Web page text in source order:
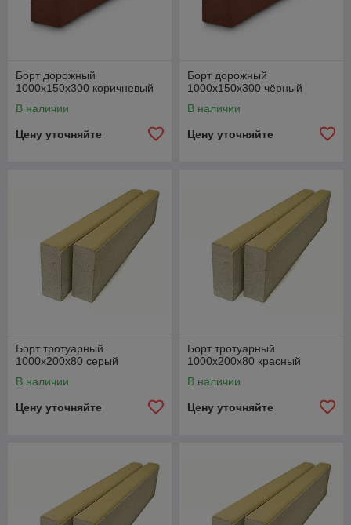
Борт дорожный
1000х150х300 коричневый
В наличии
Цену уточняйте
Борт дорожный
1000х150х300 чёрный
В наличии
Цену уточняйте
Борт тротуарный
1000х200х80 серый
В наличии
Цену уточняйте
Борт тротуарный
1000х200х80 красный
В наличии
Цену уточняйте